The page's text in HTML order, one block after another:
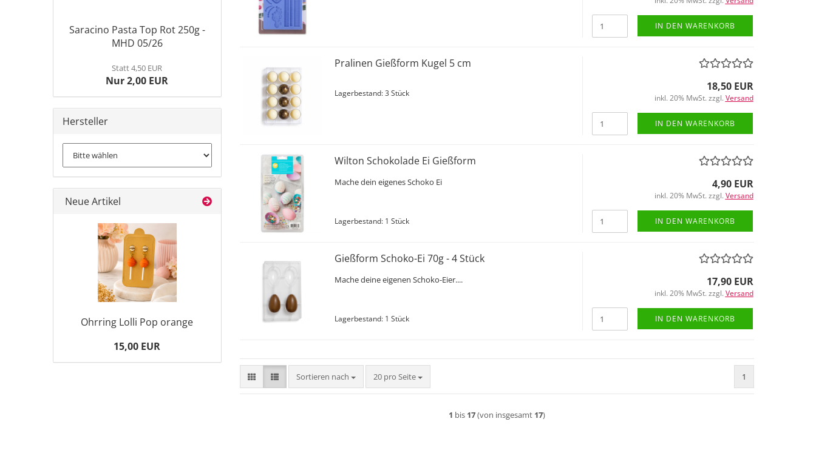
IN DEN WARENKORB
Pralinen Gießform Kugel 5 cm
Lagerbestand: 3 Stück
18,50 EUR
inkl. 20% MwSt. zzgl. Versand
IN DEN WARENKORB
Wilton Schokolade Ei Gießform
Mache dein eigenes Schoko Ei
Lagerbestand: 1 Stück
4,90 EUR
inkl. 20% MwSt. zzgl. Versand
IN DEN WARENKORB
Gießform Schoko-Ei 70g - 4 Stück
Mache deine eigenen Schoko-Eier....
Lagerbestand: 1 Stück
17,90 EUR
inkl. 20% MwSt. zzgl. Versand
IN DEN WARENKORB
Sortieren nach
Sortieren nach 20 pro Seite
pro Seite 1
1 bis 17(von insgesamt 17)
Saracino Pasta Top Rot 250g -
MHD 05/26
Statt 4,50 EUR
Nur 2,00 EUR
Hersteller
Neue Artikel
Ohrring Lolli Pop orange
15,00 EUR